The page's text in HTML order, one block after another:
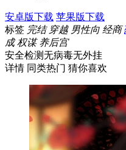
安卓版下载 苹果版下载
标签 完结 穿越 男性向 经商
成 权谋 养后宫
安全检测无病毒无外挂
详情 同类热门 猜你喜欢